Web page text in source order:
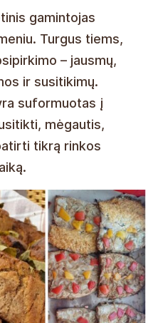
gamintojas
Turgus tiems,
– jausmų,
ir susitikimų.
suformuotas į
mėgautis,
tikrą rinkos